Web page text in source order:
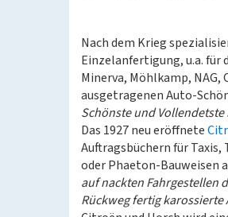
Nach dem Krieg
Einzelanfertigung, u.a. für
Minerva, Möhlkamp, NAG,
ausgetragenen Auto-
Schönste und Vollendetste
Das 1927 neu eröffnete
Auftragsbüchern für
oder Phaeton-Bauweisen
auf nackten Fahrgestellen
Rückweg fertig karossierte